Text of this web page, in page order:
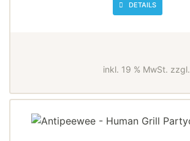
DETAILS
inkl. 19 % MwSt. zzgl.